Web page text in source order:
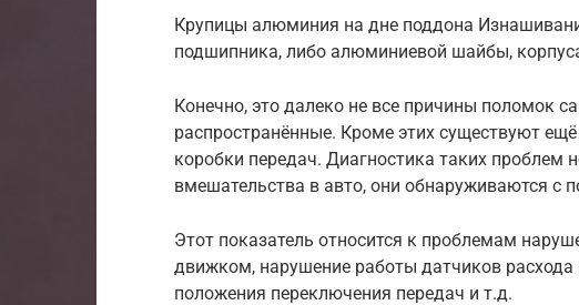
Крупицы алюминия на дне поддона
подшипника, либо алюминиевой шайбы,
Конечно, это далеко не все причины поломок
распространённые. Кроме этих существуют
коробки передач. Диагностика таких проблем
вмешательства в авто, они обнаруживаются с
Этот показатель относится к проблемам
движком, нарушение работы датчиков
положения переключения передач и т.д.